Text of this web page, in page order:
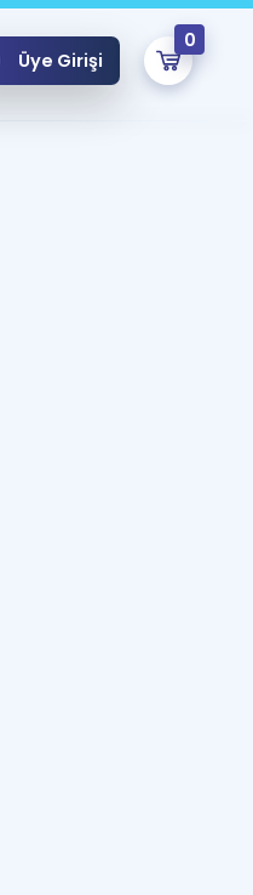
Üye Girişi
0
eğitim seni bekliyor!